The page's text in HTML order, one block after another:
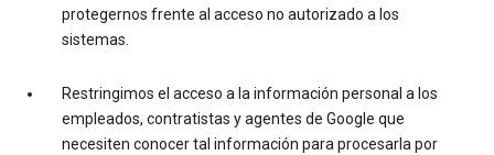
protegernos frente al acceso no autorizado a los
sistemas.
Restringimos el acceso a la información personal a los
empleados, contratistas y agentes de Google que
necesiten conocer tal información para procesarla por